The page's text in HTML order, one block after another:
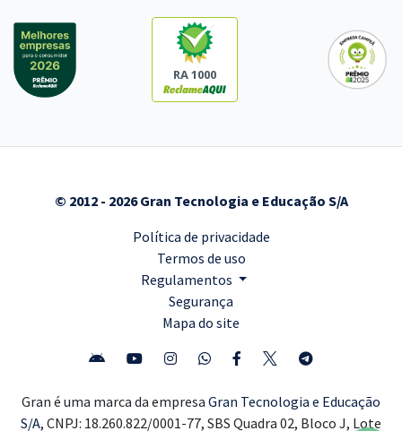
RA 1000
© 2012 - 2026 Gran Tecnologia e Educação S/A
Política de privacidade
Termos de uso
Regulamentos
Segurança
Mapa do site
Gran é uma marca da empresa Gran Tecnologia e Educação
S/A, CNPJ: 18.260.822/0001-77, SBS Quadra 02, Bloco J, Lote